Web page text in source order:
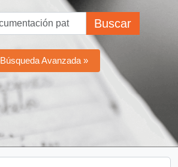
Buscar
Búsqueda Avanzada »